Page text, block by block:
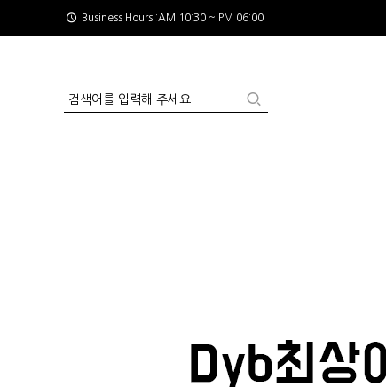
Business Hours :AM 10:30 ~ PM 06:00